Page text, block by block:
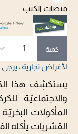
منصات الكتب
كمية 1
لأغراض تجارية ، يرجى
يستكشِف هذا
والاجتماعيّـة
المأكولات
القشريات يأكله